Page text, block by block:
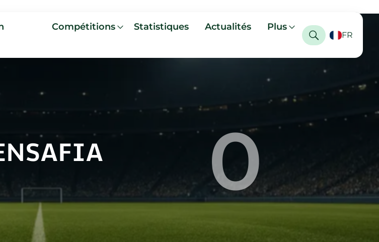
Compétitions Statistiques Actualités Plus
FR
0